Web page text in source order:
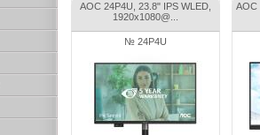
AOC 24P4U, 23.8" IPS WLED,
1920x1080@...
№ 24P4U
AOC